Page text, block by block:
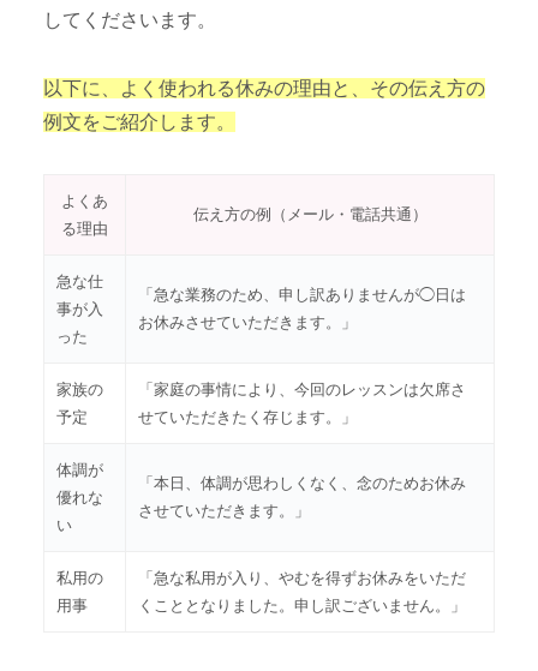
してくださいます。
以下に、よく使われる休みの理由と、その伝え方の
例文をご紹介します。
よくあ
る理由
伝え方の例（メール・電話共通）
急な仕
事が入
った
「急な業務のため、申し訳ありませんが◯日は
お休みさせていただきます。」
家族の
予定
「家庭の事情により、今回のレッスンは欠席さ
せていただきたく存じます。」
体調が
優れな
い
「本日、体調が思わしくなく、念のためお休み
させていただきます。」
私用の
用事
「急な私用が入り、やむを得ずお休みをいただ
くこととなりました。申し訳ございません。」